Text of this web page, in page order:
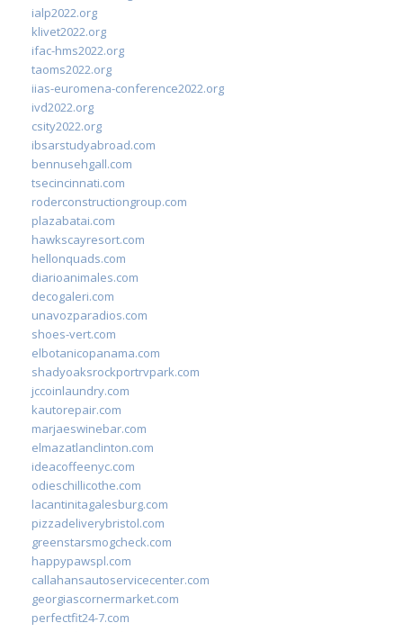
ialp2022.org
klivet2022.org
ifac-hms2022.org
taoms2022.org
iias-euromena-conference2022.org
ivd2022.org
csity2022.org
ibsarstudyabroad.com
bennusehgall.com
tsecincinnati.com
roderconstructiongroup.com
plazabatai.com
hawkscayresort.com
hellonquads.com
diarioanimales.com
decogaleri.com
unavozparadios.com
shoes-vert.com
elbotanicopanama.com
shadyoaksrockportrvpark.com
jccoinlaundry.com
kautorepair.com
marjaeswinebar.com
elmazatlanclinton.com
ideacoffeenyc.com
odieschillicothe.com
lacantinitagalesburg.com
pizzadeliverybristol.com
greenstarsmogcheck.com
happypawspl.com
callahansautoservicecenter.com
georgiascornermarket.com
perfectfit24-7.com